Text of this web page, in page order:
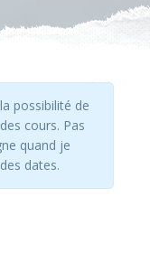
possibilité de
cours. Pas
quand je
dates.